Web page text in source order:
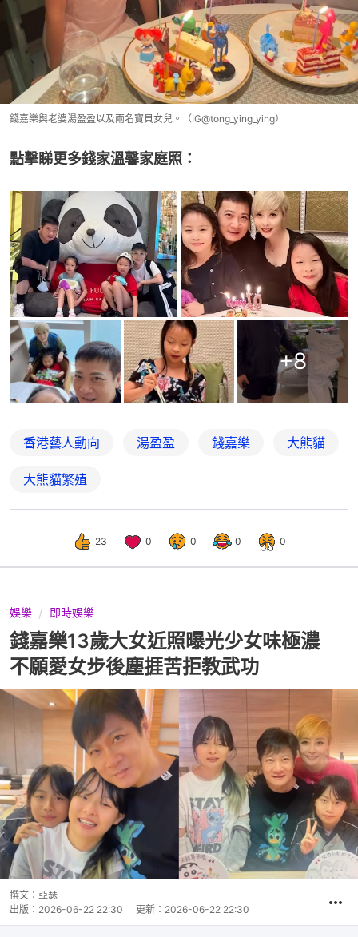
錢嘉樂與老婆湯盈盈以及兩名寶貝女兒。（IG@tong_ying_ying）
點擊睇更多錢家溫馨家庭照：
+8
香港藝人動向 湯盈盈 錢嘉樂 大熊貓
大熊貓繁殖
23 0 0 0 0
娛樂 即時娛樂
錢嘉樂13歲大女近照曝光少女味極濃
不願愛女步後塵捱苦拒教武功
撰文： 亞瑟
出版： 2026-06-22 22:30 更新： 2026-06-22 22:30